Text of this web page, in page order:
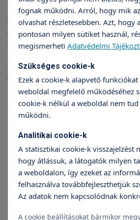
A koponya vizsgálata
Az ultrahang vizsgálat a
vizsgálófejjel történik. Így a
csontok mögé, és meg tudja
tágasságát, az agyállomány
vérzés jeleit is felfedezheti.
rendellenesség, szülési
agyvérzés hatására
lehetőség adódik a korai
Hasi ultrahang
Ha tele a babapocak,
szervek. Az orvos felméri a máj,
a vese, a mellékvese, a
hasnyálmirigy állapotát. A nagy
fognak működni. Arról, hogy mik
olvashat részletesebben. Azt, hogy
pontosan milyen sütiket használ,
megismerheti Adatvédelmi
Szükséges cookie-k
Ezek a cookie-k alapvető
weboldal megfelelő működéséhez
cookie-k nélkül a weboldal nem tud
működni.
Analitikai cookie-k
A statisztikai cookie-k visszajelzést
hogy átlássuk, a látogatók milyen
a weboldalon, így ezeket az
felhasználva továbbfejleszthetjük
Az adatok nem kapcsolódnak
A cookie beállításokat bármikor